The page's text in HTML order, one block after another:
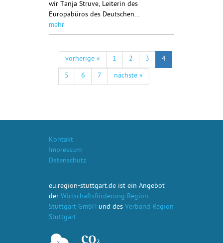
wir Tanja Struve, Leiterin des
Europabüros des Deutschen…
mehr
vorherige « 1 2 3
4
5
6 7 nächste »
Kontakt
Impressum
Datenschutz
eu.region-stuttgart.de ist ein Angebot
der Wirtschaftsförderung Region
Stuttgart GmbH und des Verband Region
Stuttgart